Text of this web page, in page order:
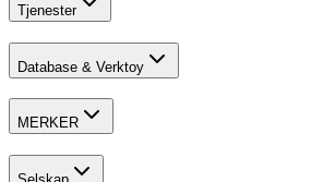
Tjenester
Database & Verktoy
MERKER